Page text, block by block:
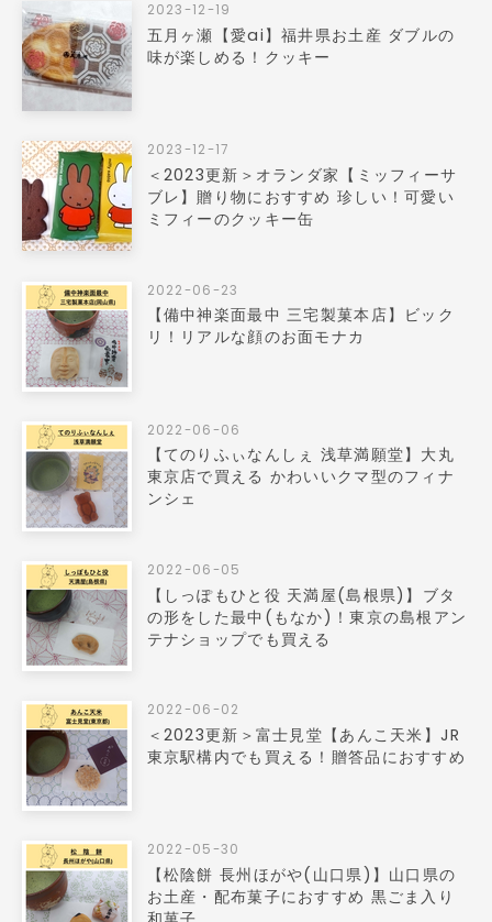
2023-12-19
五月ヶ瀬【愛ai】福井県お土産 ダブルの
味が楽しめる！クッキー
2023-12-17
＜2023更新＞オランダ家【ミッフィーサ
ブレ】贈り物におすすめ 珍しい！可愛い
ミフィーのクッキー缶
2022-06-23
【備中神楽面最中 三宅製菓本店】ビック
リ！リアルな顔のお面モナカ
2022-06-06
【てのりふぃなんしぇ 浅草満願堂】大丸
東京店で買える かわいいクマ型のフィナ
ンシェ
2022-06-05
【しっぽもひと役 天満屋(島根県)】ブタ
の形をした最中(もなか)！東京の島根アン
テナショップでも買える
2022-06-02
＜2023更新＞富士見堂【あんこ天米】JR
東京駅構内でも買える！贈答品におすすめ
2022-05-30
【松陰餅 長州ほがや(山口県)】山口県の
お土産・配布菓子におすすめ 黒ごま入り